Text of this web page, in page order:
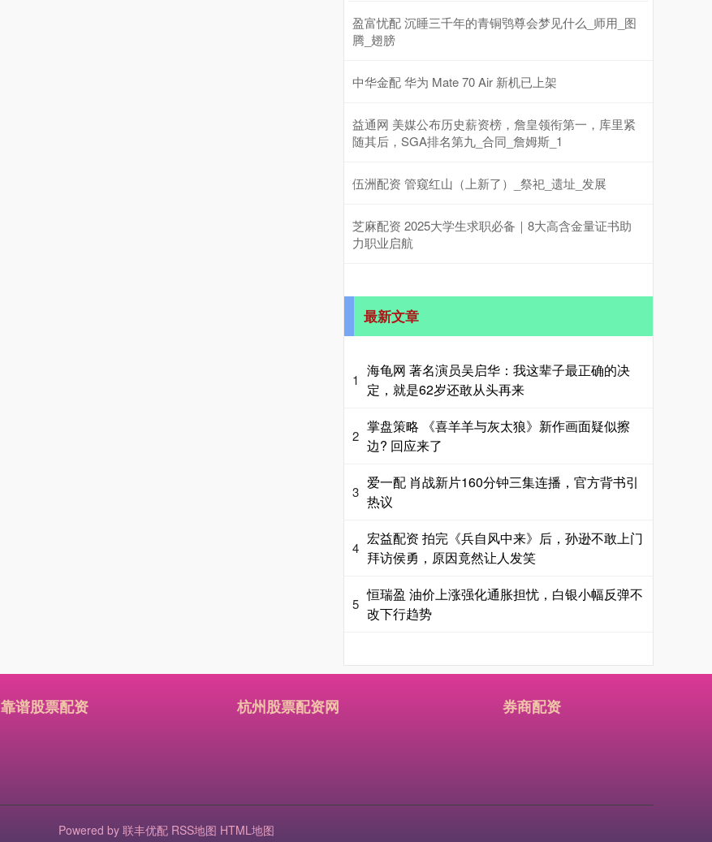
盈富忧配 沉睡三千年的青铜鸮尊会梦见什么_师用_图
腾_翅膀
中华金配 华为 Mate 70 Air 新机已上架
益通网 美媒公布历史薪资榜，詹皇领衔第一，库里紧
随其后，SGA排名第九_合同_詹姆斯_1
伍洲配资 管窥红山（上新了）_祭祀_遗址_发展
芝麻配资 2025大学生求职必备｜8大高含金量证书助
力职业启航
最新文章
1
海龟网 著名演员吴启华：我这辈子最正确的决
定，就是62岁还敢从头再来
2
掌盘策略 《喜羊羊与灰太狼》新作画面疑似擦
边? 回应来了
3
爱一配 肖战新片160分钟三集连播，官方背书引
热议
4
宏益配资 拍完《兵自风中来》后，孙逊不敢上门
拜访侯勇，原因竟然让人发笑
5
恒瑞盈 油价上涨强化通胀担忧，白银小幅反弹不
改下行趋势
靠谱股票配资 杭州股票配资网 券商配资
Powered by 联丰优配 RSS地图 HTML地图